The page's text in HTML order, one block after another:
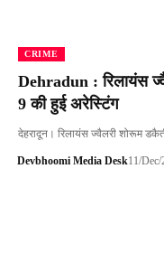
CRIME
Dehradun : रिलायंस
9 की हुई अरेस्टिंग
देहरादून। रिलायंस ज्वैलरी शोरूम
Devbhoomi Media Desk11/Dec/